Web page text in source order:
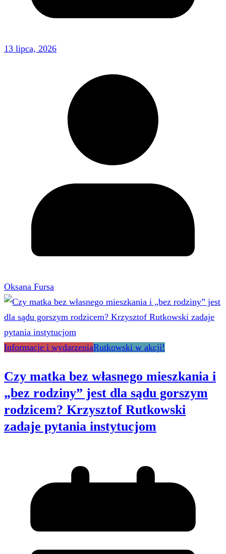
13 lipca, 2026
Oksana Fursa
Informacje i wydarzeniaRutkowski w akcji!
Czy matka bez własnego mieszkania i
„bez rodziny” jest dla sądu gorszym
rodzicem? Krzysztof Rutkowski
zadaje pytania instytucjom